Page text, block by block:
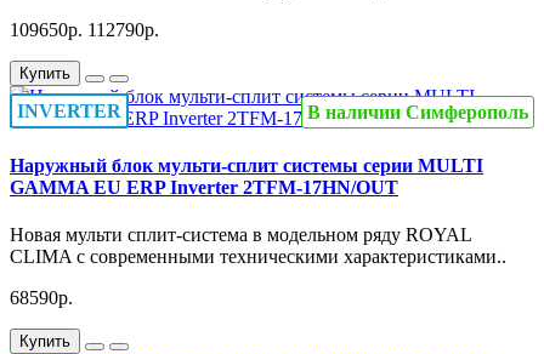
109650р. 112790р.
Купить
INVERTER В наличии Симферополь
Наружный блок мульти-сплит системы серии MULTI
GAMMA EU ERP Inverter 2TFM-17HN/OUT
Новая мульти сплит-система в модельном ряду ROYAL
CLIMA с современными техническими характеристиками..
68590р.
Купить